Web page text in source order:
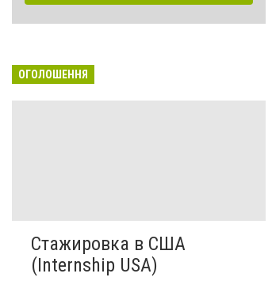
ОГОЛОШЕННЯ
Стажировка в США
(Internship USA)